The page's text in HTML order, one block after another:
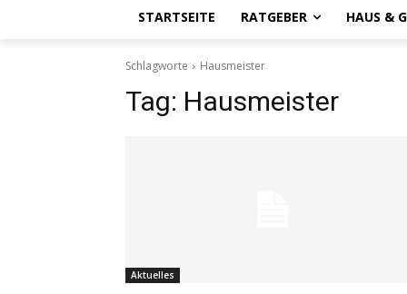
STARTSEITE RATGEBER HAUS &
Schlagworte Hausmeister
Tag: Hausmeister
Aktuelles